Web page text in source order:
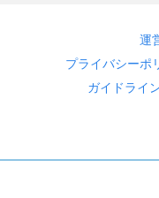
運
プライバシーポ
ガイドライ